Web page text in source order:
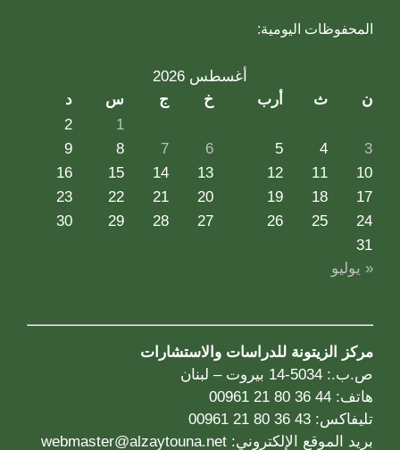
المحفوظات اليومية:
أغسطس 2026
ن
ث أرب خ ج س
د
1
2
3
4
5
6
7
8
9
10
11
12
13
14
15
16
17
18
19
20
21
22
23
24
25
26
27
28
29
30
31
« يوليو
مركز الزيتونة للدراسات والاستشارات
ص.ب.: 5034-14 بيروت – لبنان
هاتف: 44 36 80 21 00961
تليفاكس: 43 36 80 21 00961
بريد الموقع الإلكتروني: webmaster@alzaytouna.net